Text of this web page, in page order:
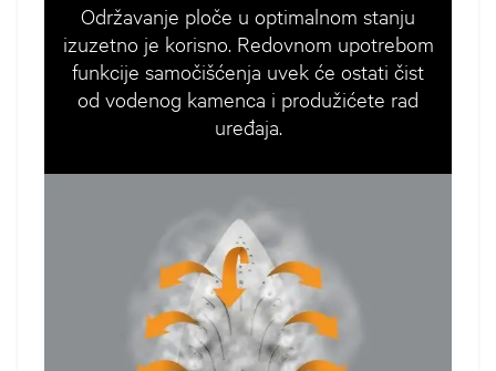
Održavanje ploče u optimalnom stanju
izuzetno je korisno. Redovnom upotrebom
funkcije samočišćenja uvek će ostati čist
od vodenog kamenca i produžićete rad
uređaja.